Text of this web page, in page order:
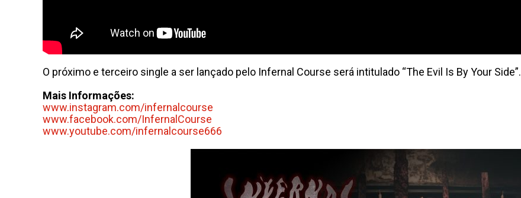
O próximo e terceiro single a ser lançado pelo Infernal Course será intitulado “The Evil Is By Your Side”.
Mais Informações:
www.instagram.com/infernalcourse
www.facebook.com/InfernalCourse
www.youtube.com/infernalcourse666